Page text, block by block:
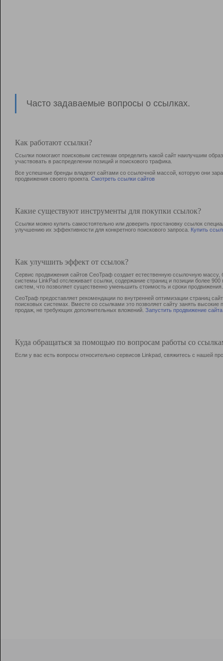
Часто задаваемые вопросы о ссылках.
Как работают ссылки?
Ссылки помогают поисковым системам определить какой сайт наилучшим
участвовать в раcпределении позиций и поискового трафика.
Все успешные бренды владеют сайтами со ссылочной массой, которую они
продвижения своего проекта. Смотреть ссылки сайтов
Какие существуют инструменты для покупки ссылок?
Ссылки можно купить самостоятельно или доверить простановку ссылок
улучшению их эффективности для конкретного поискового запроса. Купить
Как улучшить эффект от ссылок?
Сервис продвижения сайтов СеоТраф создает естественную ссылочную
системы LinkPad отслеживает ссылки, содержание страниц и позиции более
систем, что позволяет существенно уменьшить стоимость и сроки продвижения.
СеоТраф предоставляет рекомендации по внутренней оптимизации страниц
поисковых системах. Вместе со ссылками это позволяет сайту занять
продаж, не требующих дополнительных вложений. Запустить продвижение сайта
Куда обращаться за помощью по вопросам работы со
Если у вас есть вопросы относительно сервисов Linkpad, свяжитесь с нашей